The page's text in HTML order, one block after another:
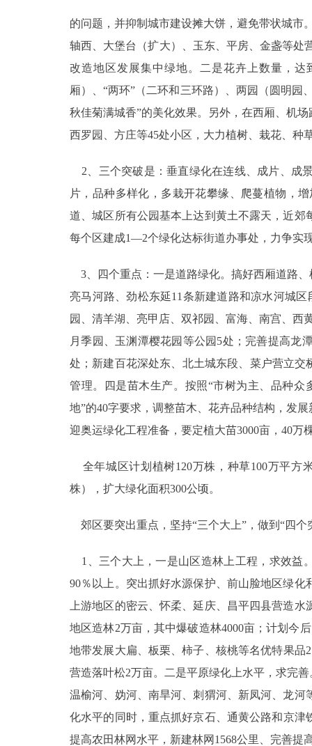
的问题，并抑制城市建设摊大饼，避免带状城市
轴西、大堡台（扩大）、玉东、平房、金盏等处
改造地区发展集中绿地。二是花卉上数量，
厢）、“两环”（二环和三环路）、两园（圆明
秋佳菊满城香”的美化效果。另外，在西厢、机
西罗园、方庄等45处小区，大力植树、栽花、种
2、三个突破是：垂直绿化在连线、成片、成
片，品种多样化，多栽开花攀缘、爬蔓植物，
道、城区所有公园基本上达到黄土不露天，近
每个区建成1―2个绿化达标街道办事处，力争实
3、四个重点：一是道路绿化。搞好西厢道路
亮马河路、劲松东延11条新建道路和凉水河城
园、清羊湖、亮甲店、双祁园、富海、南宫、西
月季园、玉渊潭樱花园等公园5处；完善提高龙
处；新建百花深处东、北土城东段、菜户营立交
管理。四是苗木生产。按照“市树为主、品种
地”的40字要求，调整苗木、花卉品种结构，发
迎奥运绿化工程准备，要定植大苗3000亩，40万
全年城区计划植树120万株，种草100万平方
株），扩大绿化面积300公顷。
郊区要突出重点，坚持“三个大上”，做到“四个
1、三个大上，一是山区造林上工程，求效益
90％以上。突出抓好水源保护、前山脸地区绿
上游地区的密云、怀柔、延庆、昌平四县营造
地区造林2万亩，其中爆破造林4000亩；计划今
地带发展大扁、板栗、柿子、核桃等名优特果品
营造落叶松2万亩。二是平原绿化上水平，求完
温榆河、妫河、南旱河、刺猬河、新凤河、龙河
化水平的同时，重点抓好京石、通黄公路和京津
提高农田林网水平，新建林网1568公里、完善提